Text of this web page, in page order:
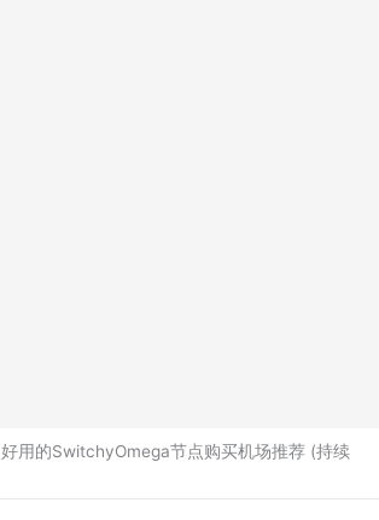
好用的SwitchyOmega节点购买机场推荐 (持续